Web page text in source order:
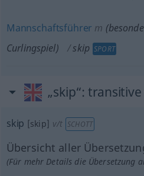
Mannschaftsführer m (
Curlingspiel)
skip SPORT
„skip“:
skip [skip] v/t SCHOTT
Übersicht aller
(Für mehr Details die Übersetzung